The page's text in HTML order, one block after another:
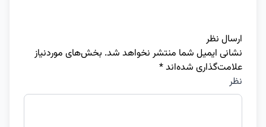
ارسال نظر
نشانی ایمیل شما منتشر نخواهد شد. بخش‌های موردنیاز
علامت‌گذاری شده‌اند*
نظر